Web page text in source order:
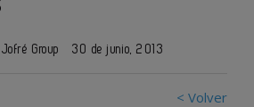
Group 30 de junio, 2013
< Volver